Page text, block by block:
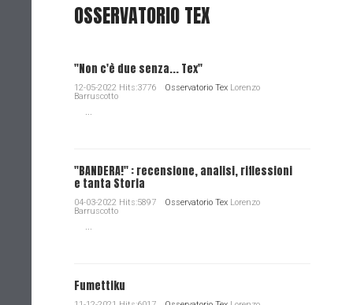
OSSERVATORIO TEX
"Non c'è due senza... Tex"
12-05-2022 Hits:3776 Osservatorio Tex Lorenzo
Barruscotto
"BANDERA!" : recensione, analisi, riflessioni
e tanta Storia
04-03-2022 Hits:5897 Osservatorio Tex Lorenzo
Barruscotto
Fumettiku